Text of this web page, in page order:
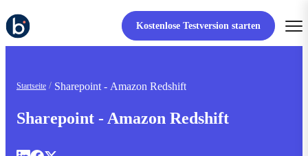
Kostenlose Testversion starten
Startseite Sharepoint - Amazon Redshift
Sharepoint - Amazon Redshift